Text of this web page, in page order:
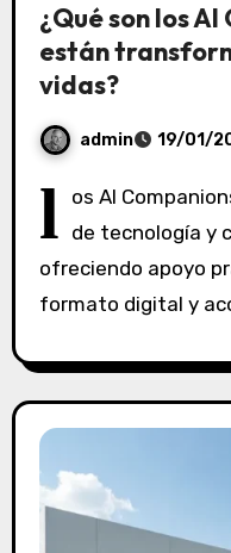
¿Qué son los
están
vidas?
admin 19/01/
n
c
o
a
r
l os AI
de tecnología y
ofreciendo apoyo
formato digital y